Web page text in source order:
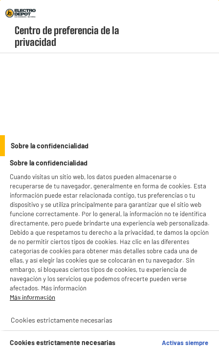
Menú
geolocation-header-icon-text
account
Centro de preferencia de la
privacidad
Sobre la confidencialidad
Sobre la confidencialidad
Cuando visitas un sitio web, los datos pueden almacenarse o
recuperarse de tu navegador, generalmente en forma de cookies. Esta
información puede estar relacionada contigo, tus preferencias o tu
dispositivo y se utiliza principalmente para garantizar que el sitio web
funcione correctamente. Por lo general, la información no te identifica
directamente, pero puede brindarte una experiencia web personalizada.
Debido a que respetamos tu derecho a la privacidad, te damos la opción
de no permitir ciertos tipos de cookies. Haz clic en las diferentes
categorías de cookies para obtener más detalles sobre cada una de
ellas, y así elegir las cookies que se colocarán en tu navegador. Sin
embargo, si bloqueas ciertos tipos de cookies, tu experiencia de
navegación y los servicios que podemos ofrecerte pueden verse
afectados. Más información
Más información
Cookies estrictamente necesarias
Cookies estrictamente necesarias
Activas siempre